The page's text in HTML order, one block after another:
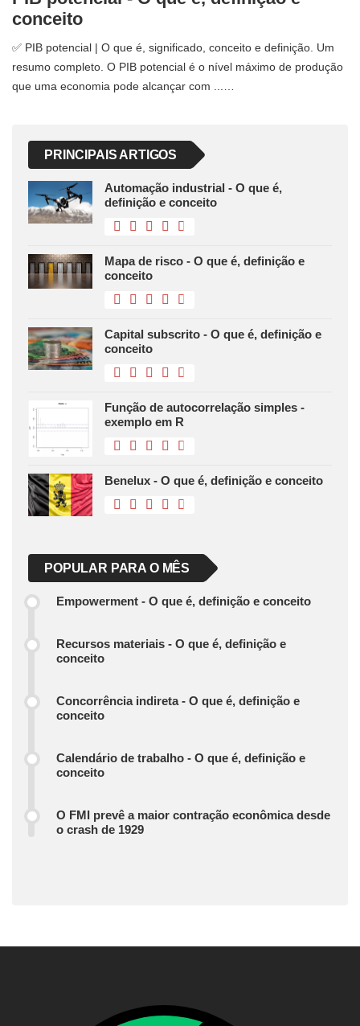
conceito
✅ PIB potencial | O que é, significado, conceito e definição. Um
resumo completo. O PIB potencial é o nível máximo de produção
que uma economia pode alcançar com ...…
PRINCIPAIS ARTIGOS
Automação industrial - O que é,
definição e conceito
Mapa de risco - O que é, definição e
conceito
Capital subscrito - O que é, definição e
conceito
Função de autocorrelação simples -
exemplo em R
Benelux - O que é, definição e conceito
POPULAR PARA O MÊS
Empowerment - O que é, definição e conceito
Recursos materiais - O que é, definição e
conceito
Concorrência indireta - O que é, definição e
conceito
Calendário de trabalho - O que é, definição e
conceito
O FMI prevê a maior contração econômica desde
o crash de 1929